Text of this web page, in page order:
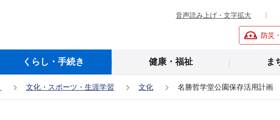
音声読み上げ・文字拡大
防災
くらし・手続き 健康・福祉 ま
文化・スポーツ・生涯学習 文化 名勝哲学堂公園保存活用計画